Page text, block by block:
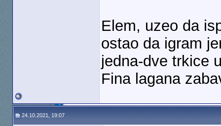
Elem, uzeo da
ostao da igram
jedna-dve trkice
Fina lagana
24.10.2021, 19:07